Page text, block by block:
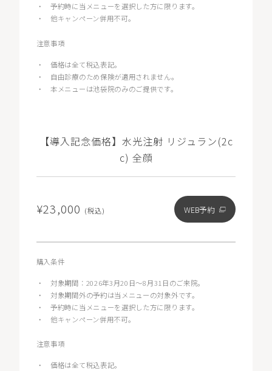
・予約時に当メニューを選択した方に限ります。
・他キャンペーン併用不可。
注意事項
・価格は全て税込表記。
・
自由診療のため保険が適用されません。
・本メニューは池袋院のみのご提供です。
【導入記念価格】水光注射 リジュラン(2c
c) 全顔
¥23,000 (税込) WEB予約
購入条件
・ 対象期間：2026年3月20日〜8月31日のご来院。
・ 対象期間外の予約は当メニューの対象外です。
・予約時に当メニューを選択した方に限ります。
・他キャンペーン併用不可。
注意事項
・価格は全て税込表記。